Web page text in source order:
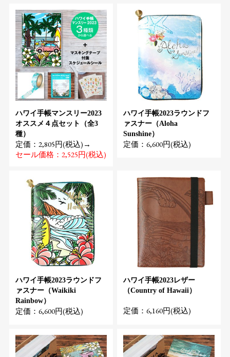
ハワイ手帳マンスリー2023
オススメ４点セット（全3
種）
定価：2,805円(税込)→
セール価格：2,525円(税込)
ハワイ手帳2023ラウンドフ
ァスナー（Aloha
Sunshine）
定価：6,600円(税込)
ハワイ手帳2023ラウンドフ
ァスナー（Waikiki
Rainbow）
定価：6,600円(税込)
ハワイ手帳2023レザー
（Country of Hawaii）
定価：6,160円(税込)